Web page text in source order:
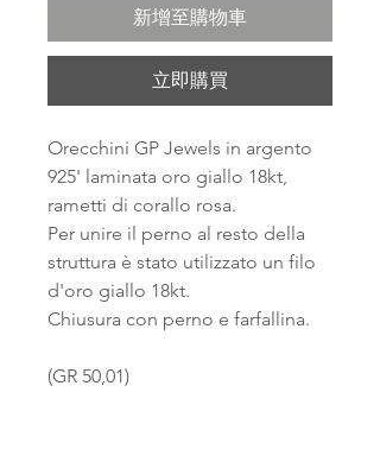
新增至購物車
立即購買
Orecchini GP Jewels in argento
925' laminata oro giallo 18kt,
rametti di corallo rosa.
Per unire il perno al resto della
struttura è stato utilizzato un filo
d'oro giallo 18kt.
Chiusura con perno e farfallina.
(GR 50,01)